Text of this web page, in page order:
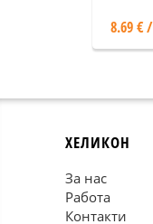
8.69 €
ХЕЛИКОН
За нас
Работа
Контакти